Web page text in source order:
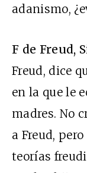
adanismo,
F de Freud,
Freud, dice
en la que le
madres. No
a Freud,
teorías